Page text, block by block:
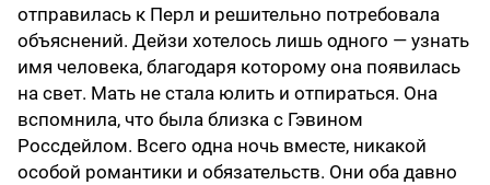
отправилась к Перл и решительно потребовала
объяснений. Дейзи хотелось лишь одного — узнать
имя человека, благодаря которому она появилась
на свет. Мать не стала юлить и отпираться. Она
вспомнила, что была близка с Гэвином
Россдейлом. Всего одна ночь вместе, никакой
особой романтики и обязательств. Они оба давно